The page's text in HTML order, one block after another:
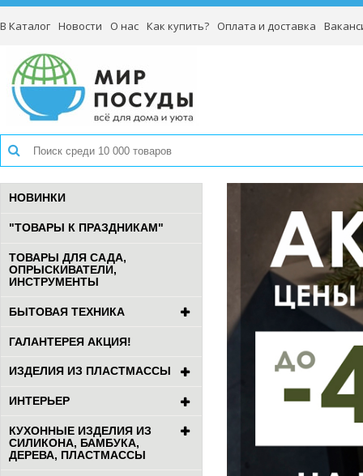
В Каталог Новости О нас Как купить? Оплата и доставка
НОВИНКИ
"ТОВАРЫ К ПРАЗДНИКАМ"
ТОВАРЫ ДЛЯ САДА,
ОПРЫСКИВАТЕЛИ,
ИНСТРУМЕНТЫ
БЫТОВАЯ ТЕХНИКА
ГАЛАНТЕРЕЯ АКЦИЯ!
ИЗДЕЛИЯ ИЗ ПЛАСТМАССЫ
ИНТЕРЬЕР
КУХОННЫЕ ИЗДЕЛИЯ ИЗ
СИЛИКОНА, БАМБУКА,
ДЕРЕВА, ПЛАСТМАССЫ